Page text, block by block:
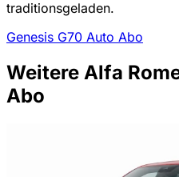
traditionsgeladen.
Genesis G70 Auto Abo
Weitere Alfa
Abo